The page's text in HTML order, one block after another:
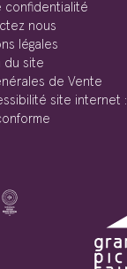
confidentialité
nous
légales
du site
de Vente
site internet :